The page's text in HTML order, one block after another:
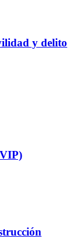
y delito